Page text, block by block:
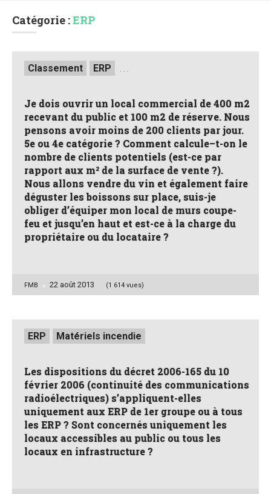
Catégorie :ERP
Posted
inClassement ERP . . .
Je dois ouvrir un local commercial de 400 m2
recevant du public et 100 m2 de réserve. Nous
pensons avoir moins de 200 clients par jour.
5e ou 4e catégorie ? Comment calcule–t-on le
nombre de clients potentiels (est-ce par
rapport aux m² de la surface de vente ?).
Nous allons vendre du vin et également faire
déguster les boissons sur place, suis-je
obliger d’équiper mon local de murs coupe-
feu et jusqu’en haut et est-ce à la charge du
propriétaire ou du locataire ?
Posted
FMB 22 août 2013 (1 614 vues)
Posted
inERP Matériels incendie
Les dispositions du décret 2006-165 du 10
février 2006 (continuité des communications
radioélectriques) s’appliquent-elles
uniquement aux ERP de 1er groupe ou à tous
les ERP ? Sont concernés uniquement les
locaux accessibles au public ou tous les
locaux en infrastructure ?